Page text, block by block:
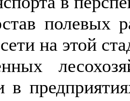
ав полевых
сети на этой
лесохозя
в предп